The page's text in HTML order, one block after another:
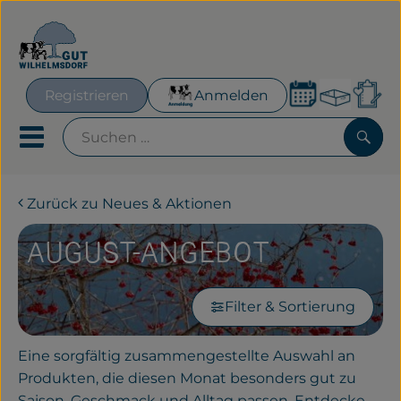
Registrieren Anmelden
Mobiles Menu öffnen
Geplante Kisten
Frisches für´s Büro
Hofeigenes
Neues & Aktionen
Obst & Gemüse
Zurück zu Neues & Aktionen
AUGUST-ANGEBOT
Filter & Sortierung
Eine sorgfältig zusammengestellte Auswahl an
Produkten, die diesen Monat besonders gut zu